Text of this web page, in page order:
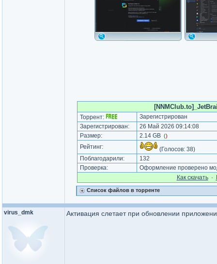
Торрент:
Зарегистрирован
Зарегистрирован:
26 Май 2026 09:14:08
Размер:
2.14 GB ()
Рейтинг: (Голосов: 38)
Поблагодарили:
132
Проверка:
Оформление проверено
Как cкачать·
Список файлов в торренте
virus_dmk Активация слетает при обновлении